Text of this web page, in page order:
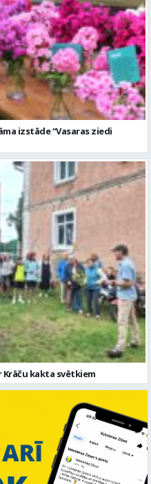
izstāde “Vasaras ziedi
Krāču kakta svētkiem